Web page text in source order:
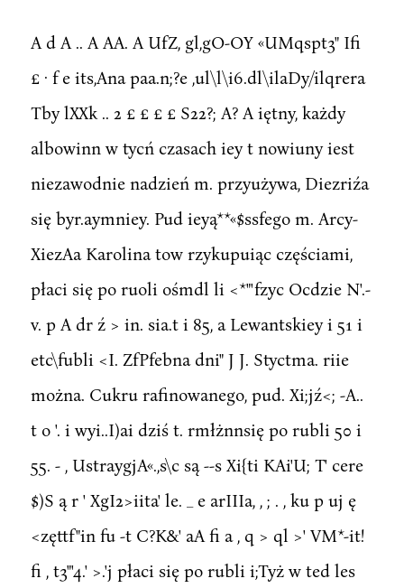
A d A .. A AA. A UfZ, gl,gO-OY «UMqspt3" Ifi
£ · f e its,Ana paa.n;?e ,ul\l\i6.dl\ilaDy/ilqrera
Tby lXXk .. 2 £ £ £ £ S22?; A? A iętny, każdy
albowinn w tycń czasach iey t nowiuny iest
niezawodnie nadzień m. przyużywa, Diezriźa
się byr.aymniey. Pud ieyą**«$ssfego m. Arcy-
XiezAa Karolina tow rzykupuiąc częściami,
płaci się po ruoli ośmdl li <*"'fzyc Ocdzie N'.-
v. p A dr ź > in. sia.t i 85, a Lewantskiey i 51 i
etc\fubli <I. ZfPfebna dni" J J. Styctma. riie
można. Cukru rafinowanego, pud. Xi;jź<; -A..
t o '. i wyi..I)ai dziś t. rmłżnnsię po rubli 50 i
55. - , UstraygjA«.,s\c są --s Xi{ti KAi'U; T' cere
$)S ą r ' XgI2>iita' le. _ e arIIIa, , ; . , ku p uj ę
<zęttf"in fu -t C?K&' aA fi a , q > ql >' VM*-it!
fi , t3"'4.' >.'j płaci się po rubli i;Tyż w ted les